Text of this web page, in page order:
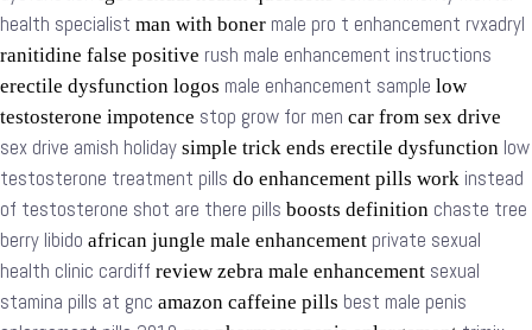
health specialist man with boner male pro t enhancement rvxadryl
ranitidine false positive rush male enhancement instructions
erectile dysfunction logos male enhancement sample low
testosterone impotence stop grow for men car from sex drive
sex drive amish holiday simple trick ends erectile dysfunction low
testosterone treatment pills do enhancement pills work instead
of testosterone shot are there pills boosts definition chaste tree
berry libido african jungle male enhancement private sexual
health clinic cardiff review zebra male enhancement sexual
stamina pills at gnc amazon caffeine pills best male penis